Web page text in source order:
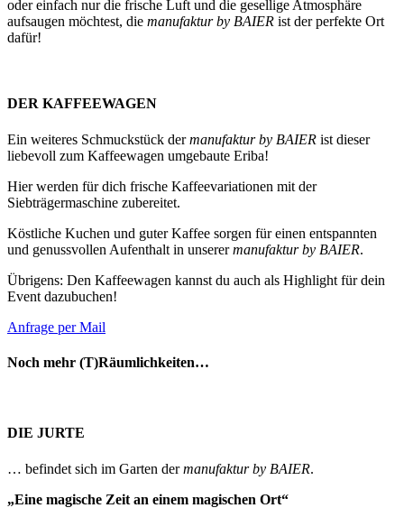
oder einfach nur die frische Luft und die gesellige Atmosphäre
aufsaugen möchtest, die manufaktur by BAIER ist der perfekte Ort
dafür!
DER KAFFEEWAGEN
Ein weiteres Schmuckstück dermanufaktur by BAIER ist dieser
liebevoll zum Kaffeewagen umgebaute Eriba!
Hier werden für dich frische Kaffeevariationen mit der
Siebträgermaschine zubereitet.
Köstliche Kuchen und guter Kaffee sorgen für einen entspannten
und genussvollen Aufenthalt in unserermanufaktur by BAIER.
Übrigens: Den Kaffeewagen kannst du auch als Highlight für dein
Event dazubuchen!
Anfrage per Mail
Noch mehr (T)Räumlichkeiten…
DIE JURTE
… befindet sich im Garten dermanufaktur by BAIER.
„Eine magische Zeit an einem magischen Ort“